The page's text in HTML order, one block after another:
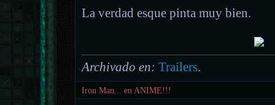
La verdad esque pinta muy bien.
Archivado en: Trailers.
Iron Man... en ANIME!!!